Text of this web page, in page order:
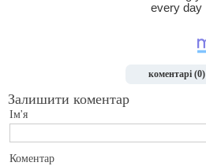
коментарі (0)
Залишити коментар
Ім'я
Коментар